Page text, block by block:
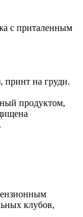
с приталенным
принт на груди.
продуктом,
клубов,